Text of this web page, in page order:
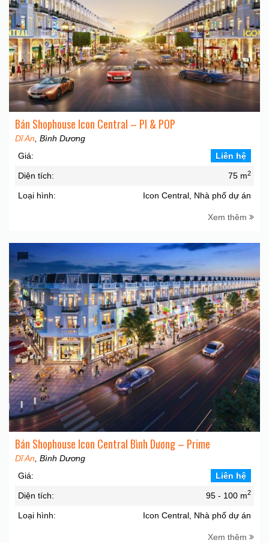
Bán Shophouse Icon Central – PI & POP
Dĩ An , Bình Dương
Giá:
Liên hệ
Diện tích: 75 m2
Loại hình: Icon Central, Nhà phố dự án
Xem thêm
Bán Shophouse Icon Central Bình Dương – Prime
Dĩ An , Bình Dương
Giá:
Liên hệ
Diện tích: 95 - 100 m2
Loại hình: Icon Central, Nhà phố dự án
Xem thêm